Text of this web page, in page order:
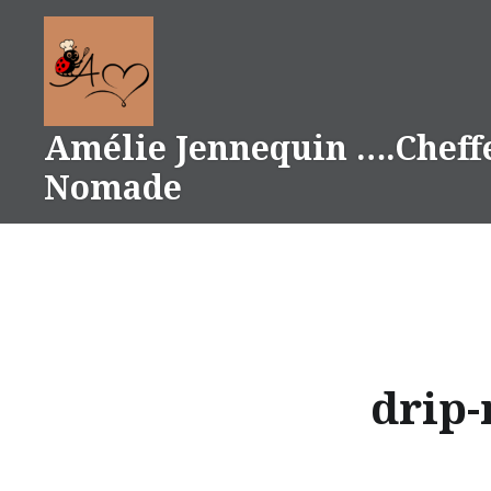
contenu
Amélie Jennequin
Nomade
drip-